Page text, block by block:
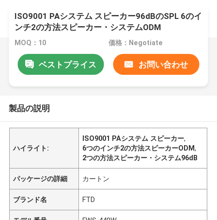
ISO9001 PAシステム スピーカー96dBのSPL 6のイ
ンチ2の方法スピーカー・システムODM
MOQ：10 価格：Negotiate
ベストプライス お問い合わせ
製品の説明
ハイライト:
ISO9001 PAシステム スピーカー,
6つのインチ2の方法スピーカーODM,
2つの方法スピーカー・システム96dB
パッケージの詳細 カートン
ブランド名 FTD